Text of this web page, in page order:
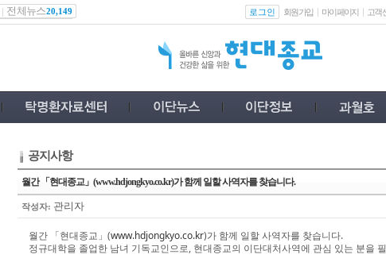
전체뉴스20,149 로그인 회원가입 마이페이지 고객
공지사항
월간 「현대종교」(www.hdjongkyo.co.kr)가 함께 일할 사역자를 찾습니다.
작성자: 관리자
월간 「현대종교」(www.hdjongkyo.co.kr)가 함께 일할 사역자를 찾습니다.
정규대학을 졸업한 남녀 기독교인으로, 현대종교의 이단대처사역에 관심 있는 분을